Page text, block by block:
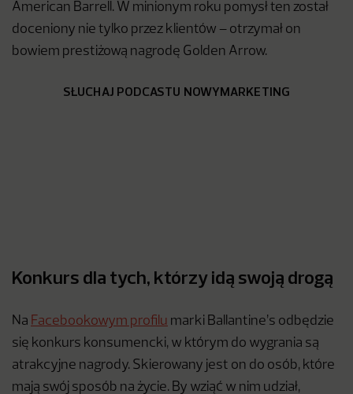
American Barrell. W minionym roku pomysł ten został
doceniony nie tylko przez klientów – otrzymał on
bowiem prestiżową nagrodę Golden Arrow.
SŁUCHAJ PODCASTU NOWYMARKETING
Konkurs dla tych, którzy idą swoją drogą
Na Facebookowym profilu marki Ballantine’s odbędzie
się konkurs konsumencki, w którym do wygrania są
atrakcyjne nagrody. Skierowany jest on do osób, które
mają swój sposób na życie. By wziąć w nim udział,